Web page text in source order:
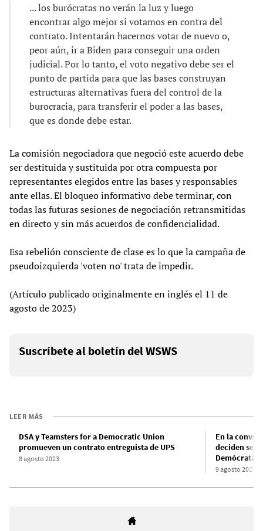
... los burócratas no verán la luz y luego
encontrar algo mejor si votamos en contra del
contrato. Intentarán hacernos votar de nuevo o,
peor aún, ir a Biden para conseguir una orden
judicial. Por lo tanto, el voto negativo debe ser el
punto de partida para que las bases construyan
estructuras alternativas fuera del control de la
burocracia, para transferir el poder a las bases,
que es donde debe estar.
La comisión negociadora que negoció este acuerdo debe
ser destituida y sustituida por otra compuesta por
representantes elegidos entre las bases y responsables
ante ellas. El bloqueo informativo debe terminar, con
todas las futuras sesiones de negociación retransmitidas
en directo y sin más acuerdos de confidencialidad.
Esa rebelión consciente de clase es lo que la campaña de
pseudoizquierda 'voten no' trata de impedir.
(Artículo publicado originalmente en inglés el 11 de
agosto de 2023)
Suscríbete al boletín del WSWS
LEER MÁS
DSA y Teamsters for a Democratic Union
promueven un contrato entreguista de UPS
8 agosto 2023
En la
deciden
Demócrata
9 agosto 2023